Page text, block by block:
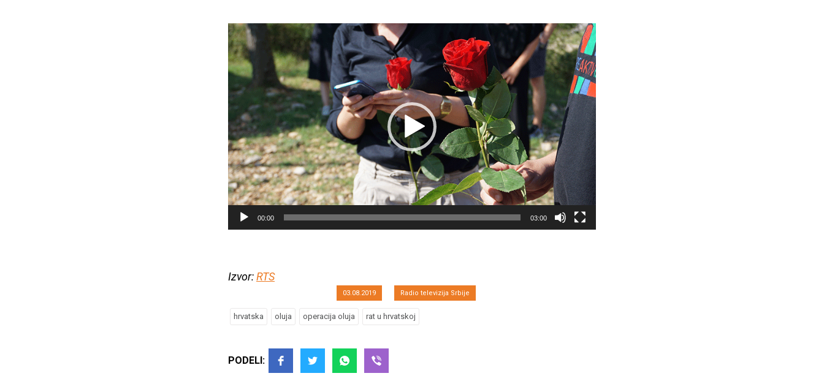
RTS: Dok se Hrvatska sprema za slavlje, Srbi
03.08.2019 Radio televizija Srbije
Video
Player
00:00 03:00
Izvor:RTS
hrvatska oluja operacija oluja rat u hrvatskoj
PODELI: